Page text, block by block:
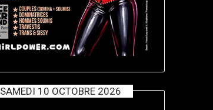
SAMEDI 10 OCTOBRE 2026